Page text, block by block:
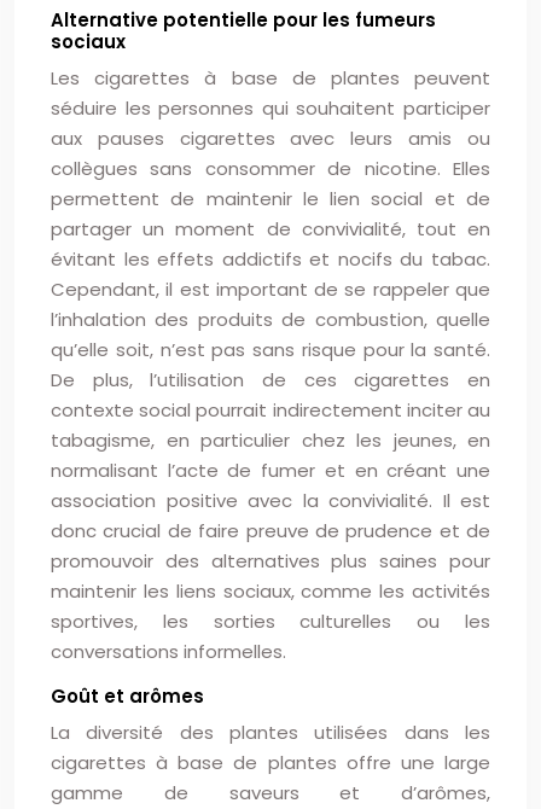
Alternative potentielle pour les fumeurs
sociaux
Les cigarettes à base de plantes peuvent
séduire les personnes qui souhaitent participer
aux pauses cigarettes avec leurs amis ou
collègues sans consommer de nicotine. Elles
permettent de maintenir le lien social et de
partager un moment de convivialité, tout en
évitant les effets addictifs et nocifs du tabac.
Cependant, il est important de se rappeler que
l’inhalation des produits de combustion, quelle
qu’elle soit, n’est pas sans risque pour la santé.
De plus, l’utilisation de ces cigarettes en
contexte social pourrait indirectement inciter au
tabagisme, en particulier chez les jeunes, en
normalisant l’acte de fumer et en créant une
association positive avec la convivialité. Il est
donc crucial de faire preuve de prudence et de
promouvoir des alternatives plus saines pour
maintenir les liens sociaux, comme les activités
sportives, les sorties culturelles ou les
conversations informelles.
Goût et arômes
La diversité des plantes utilisées dans les
cigarettes à base de plantes offre une large
gamme de saveurs et d’arômes,